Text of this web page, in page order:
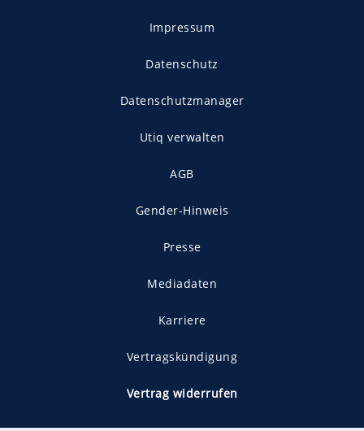
Impressum
Datenschutz
Datenschutzmanager
Utiq verwalten
AGB
Gender-Hinweis
Presse
Mediadaten
Karriere
Vertragskündigung
Vertrag widerrufen